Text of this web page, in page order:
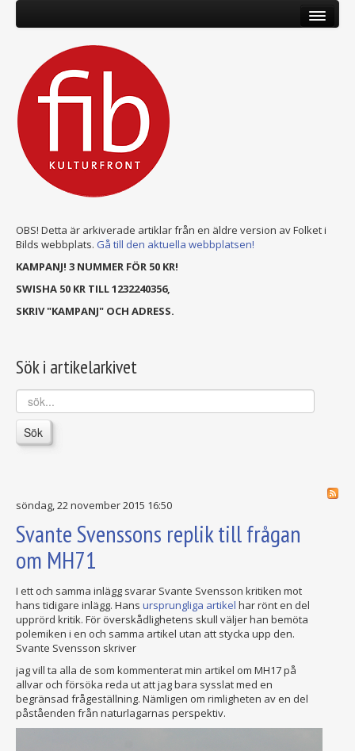
OBS! Detta är arkiverade artiklar från en äldre version av Folket i
Bilds webbplats. Gå till den aktuella webbplatsen!
KAMPANJ! 3 NUMMER FÖR 50 KR!
SWISHA 50 KR TILL 1232240356,
SKRIV "KAMPANJ" OCH ADRESS.
Sök i artikelarkivet
sök...
Sök
söndag, 22 november 2015 16:50
Svante Svenssons replik till frågan
om MH71
I ett och samma inlägg svarar Svante Svensson kritiken mot
hans tidigare inlägg. Hans ursprungliga artikel har rönt en del
upprörd kritik. För överskådlighetens skull väljer han bemöta
polemiken i en och samma artikel utan att stycka upp den.
Svante Svensson skriver
jag vill ta alla de som kommenterat min artikel om MH17 på
allvar och försöka reda ut att jag bara sysslat med en
begränsad frågeställning. Nämligen om rimligheten av en del
påståenden från naturlagarnas perspektiv.